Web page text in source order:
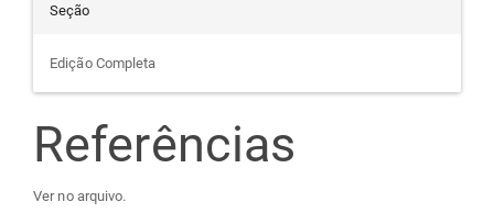
Seção
Edição Completa
Referências
Ver no arquivo.